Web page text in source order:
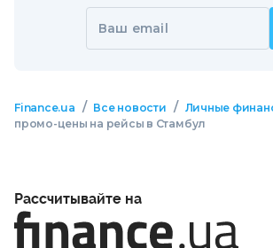
Ваш email
Finance.ua / Все новости / Личные
промо-цены на рейсы в Стамбул
Рассчитывайте на